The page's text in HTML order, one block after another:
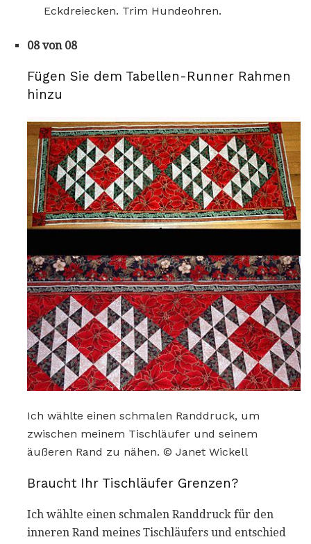
Eckdreiecken. Trim Hundeohren.
08 von 08
Fügen Sie dem Tabellen-Runner Rahmen
hinzu
Ich wählte einen schmalen Randdruck, um
zwischen meinem Tischläufer und seinem
äußeren Rand zu nähen. © Janet Wickell
Braucht Ihr Tischläufer Grenzen?
Ich wählte einen schmalen Randdruck für den
inneren Rand meines Tischläufers und entschied